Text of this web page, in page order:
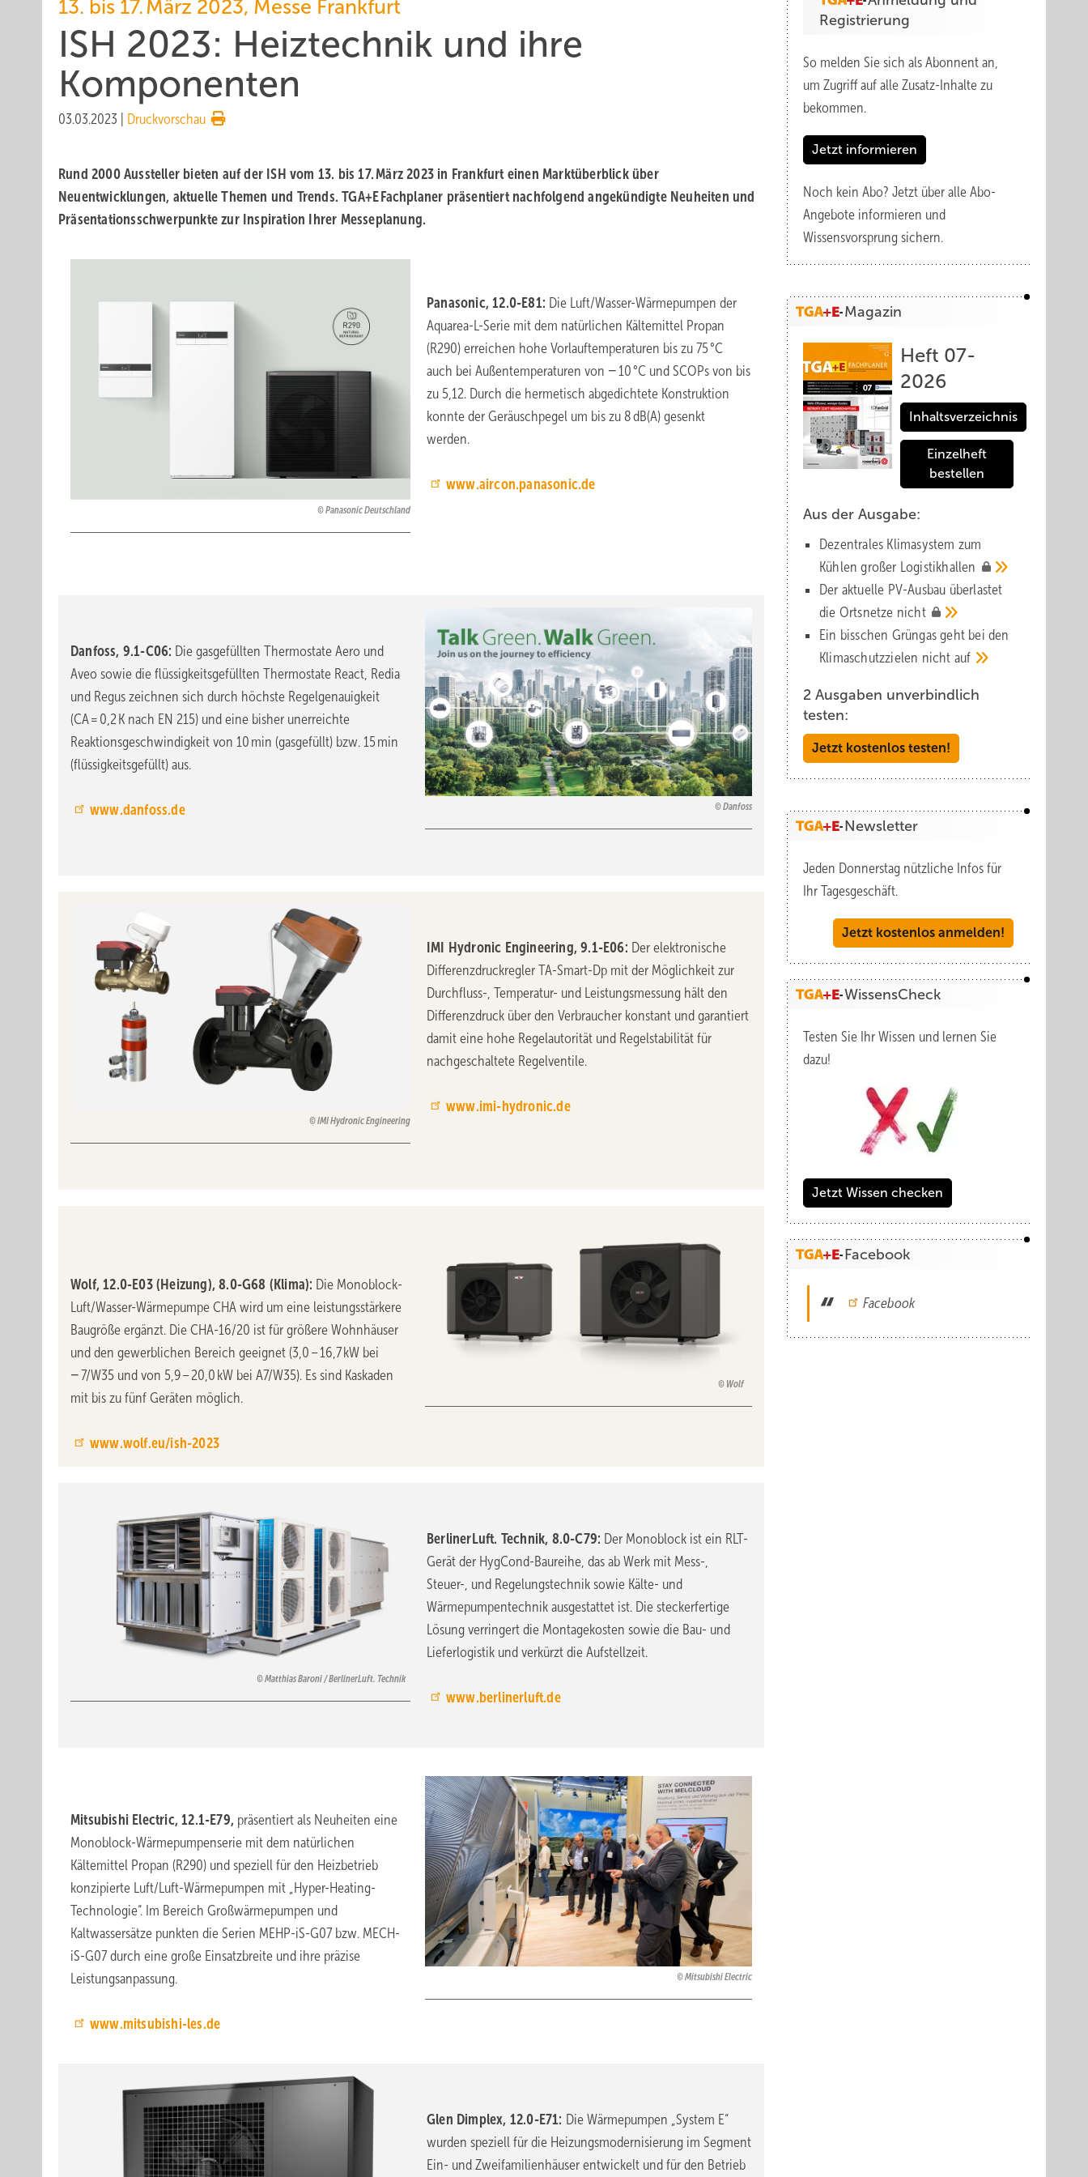
13. bis 17. März 2023, Messe Frankfurt
ISH 2023: Heiztechnik und ihre
Komponenten
03.03.2023 Druckvorschau
Rund 2000 Aussteller bieten auf der ISH vom 13. bis 17. März 2023 in Frankfurt einen Marktüberblick über
Neuentwicklungen, aktuelle Themen und Trends. TGA+E Fachplaner präsentiert nachfolgend angekündigte Neuheiten und
Präsentationsschwerpunkte zur Inspiration Ihrer Messeplanung.
Panasonic Deutschland
Panasonic, 12.0-E81: Die Luft/Wasser-Wärmepumpen der
Aquarea-L-Serie mit dem natürlichen Kältemittel Propan
(R290) erreichen hohe Vorlauftemperaturen bis zu 75 °C
auch bei Außentemperaturen von − 10 °C und SCOPs von bis
zu 5,12. Durch die hermetisch abgedichtete Konstruktion
konnte der Geräuschpegel um bis zu 8 dB(A) gesenkt
werden.
www.aircon.panasonic.de
Danfoss
Danfoss, 9.1-C06: Die gasgefüllten Thermostate Aero und
Aveo sowie die flüssigkeitsgefüllten Thermostate React, Redia
und Regus zeichnen sich durch höchste Regelgenauigkeit
(CA = 0,2 K nach EN 215) und eine bisher unerreichte
Reaktionsgeschwindigkeit von 10 min (gasgefüllt) bzw. 15 min
(flüssigkeitsgefüllt) aus.
www.danfoss.de
IMI Hydronic Engineering
IMI Hydronic Engineering, 9.1-E06: Der elektronische
Differenzdruckregler TA-Smart-Dp mit der Möglichkeit zur
Durchfluss-, Temperatur- und Leistungsmessung hält den
Differenzdruck über den Verbraucher konstant und garantiert
damit eine hohe Regelautorität und Regelstabilität für
nachgeschaltete Regelventile.
www.imi-hydronic.de
Wolf
Wolf, 12.0-E03 (Heizung), 8.0-G68 (Klima): Die Monoblock-
Luft/Wasser-Wärmepumpe CHA wird um eine leistungsstärkere
Baugröße ergänzt. Die CHA-16/20 ist für größere Wohnhäuser
und den gewerblichen Bereich geeignet (3,0 – 16,7 kW bei
− 7/W35 und von 5,9 – 20,0 kW bei A7/W35). Es sind Kaskaden
mit bis zu fünf Geräten möglich.
www.wolf.eu/ish-2023
Matthias Baroni / BerlinerLuft. Technik
BerlinerLuft. Technik, 8.0-C79: Der Monoblock ist ein RLT-
Gerät der HygCond-Baureihe, das ab Werk mit Mess-,
Steuer-, und Regelungstechnik sowie Kälte- und
Wärmepumpentechnik ausgestattet ist. Die steckerfertige
Lösung verringert die Montagekosten sowie die Bau- und
Lieferlogistik und verkürzt die Aufstellzeit.
www.berlinerluft.de
Mitsubishi Electric
Mitsubishi Electric, 12.1-E79, präsentiert als Neuheiten eine
Monoblock-Wärmepumpenserie mit dem natürlichen
Kältemittel Propan (R290) und speziell für den Heizbetrieb
konzipierte Luft/Luft-Wärmepumpen mit „Hyper-Heating-
Technologie“. Im Bereich Großwärmepumpen und
Kaltwassersätze punkten die Serien MEHP-iS-G07 bzw. MECH-
iS-G07 durch eine große Einsatzbreite und ihre präzise
Leistungsanpassung.
www.mitsubishi-les.de
Glen Dimplex, 12.0-E71: Die Wärmepumpen „System E“
wurden speziell für die Heizungsmodernisierung im Segment
Ein- und Zweifamilienhäuser entwickelt und für den Betrieb
Registrierung
So melden Sie sich als Abonnent an,
um Zugriff auf alle Zusatz-Inhalte zu
bekommen.
Jetzt informieren
Noch kein Abo? Jetzt über alle Abo-
Angebote informieren und
Wissensvorsprung sichern.
Magazin
Heft 07-
2026
Inhaltsverzeichnis
Einzelheft
bestellen
Aus der Ausgabe:
Dezentrales Klimasystem zum
Kühlen großer Logistik­hallen
Der aktuelle PV-Ausbau über­lastet
die Orts­netze nicht
Ein bisschen Grüngas geht bei den
Klima­schutz­zielen nicht auf
2 Ausgaben unverbindlich
testen:
Jetzt kostenlos testen!
Newsletter
Jeden Donnerstag nützliche Infos für
Ihr Tagesgeschäft.
Jetzt kostenlos anmelden!
WissensCheck
Testen Sie Ihr Wissen und lernen Sie
dazu!
Jetzt Wissen checken
Facebook
Facebook